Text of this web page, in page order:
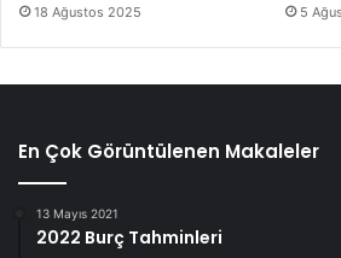
18 Ağustos 2025 5
En Çok Görüntülenen Makaleler
13 Mayıs 2021
2022 Burç Tahminleri